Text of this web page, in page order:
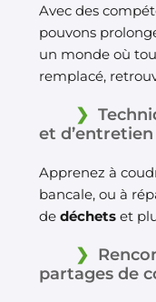
Avec des
pouvons
un monde où
remplacé,
et d’entretien
Apprenez à
bancale, ou à
de déchets et
partages de